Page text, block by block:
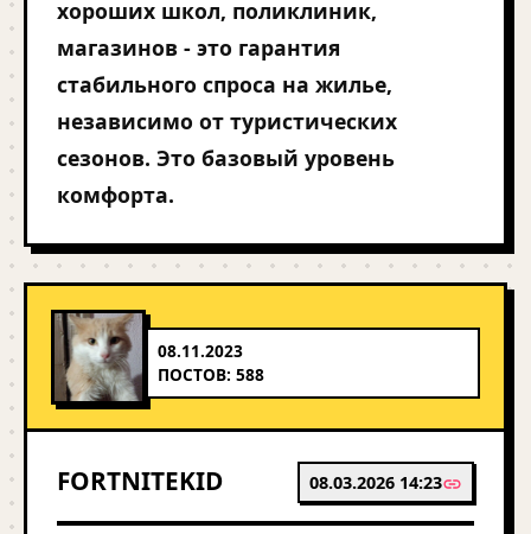
хороших школ, поликлиник,
магазинов - это гарантия
стабильного спроса на жилье,
независимо от туристических
сезонов. Это базовый уровень
комфорта.
08.11.2023
ПОСТОВ: 588
FORTNITEKID 08.03.2026 14:23